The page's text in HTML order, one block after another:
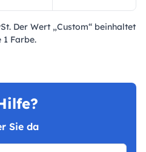
Der Wert „Custom“ beinhaltet
Farbe.
Sie da